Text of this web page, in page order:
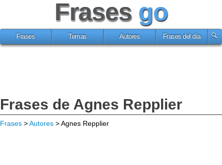
Frases go
Frases Temas Autores Frases del día
Frases de Agnes Repplier
Frases >Autores > Agnes Repplier